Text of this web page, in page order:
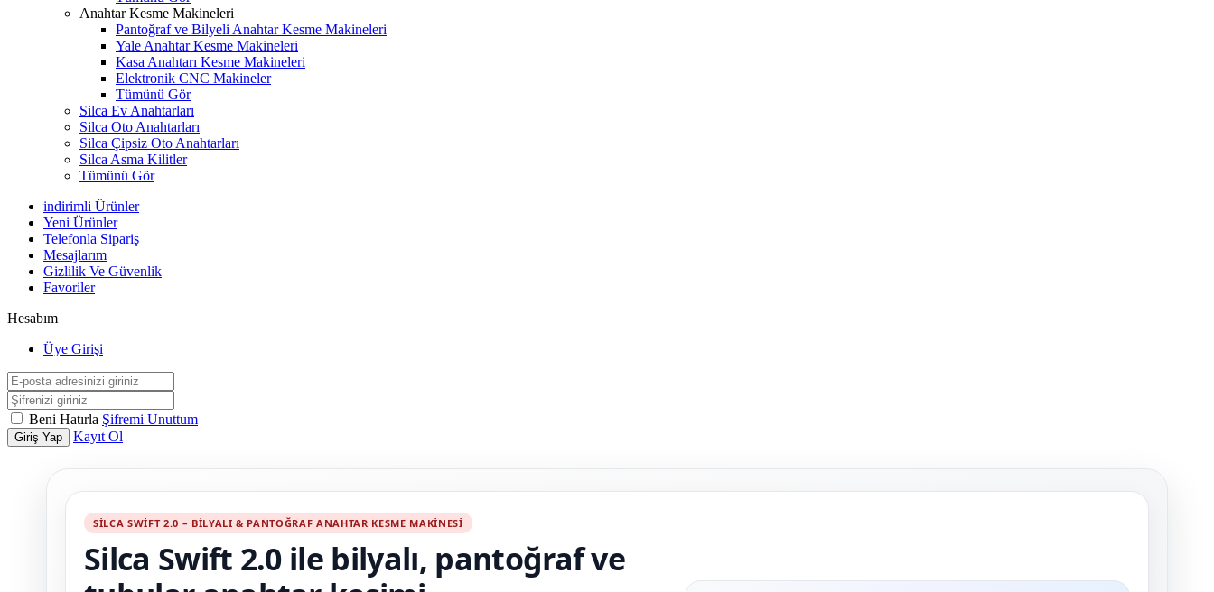
Anahtar Kesme Makineleri
Pantoğraf ve Bilyeli Anahtar Kesme Makineleri
Yale Anahtar Kesme Makineleri
Kasa Anahtarı Kesme Makineleri
Elektronik CNC Makineler
Tümünü Gör
Silca Ev Anahtarları
Silca Oto Anahtarları
Silca Çipsiz Oto Anahtarları
Silca Asma Kilitler
Tümünü Gör
indirimli Ürünler
Yeni Ürünler
Telefonla Sipariş
Mesajlarım
Gizlilik Ve Güvenlik
Favoriler
Hesabım
Üye Girişi
Beni Hatırla Şifremi Unuttum
Giriş Yap Kayıt Ol
SILCA SWIFT 2.0 – BILYALI & PANTOĞRAF ANAHTAR KESME MAKINESI
Silca Swift 2.0 ile bilyalı, pantoğraf ve